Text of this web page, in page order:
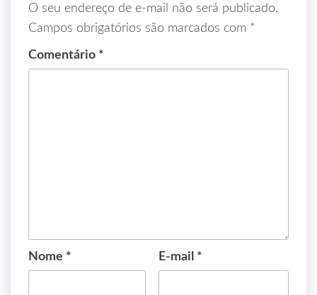
O seu endereço de e-mail não será publicado.
Campos obrigatórios são marcados com *
Comentário *
Nome * E-mail *